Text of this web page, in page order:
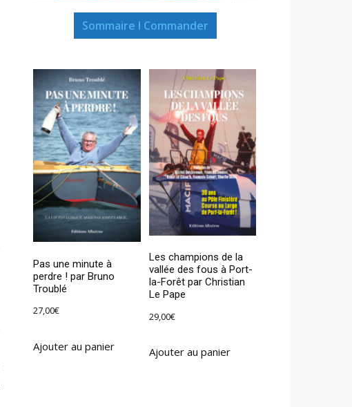
Sommaire I Commander
Pas une minute à
perdre ! par Bruno
Troublé
27,00€
Ajouter au panier
Les champions de la
vallée des fous à Port-
la-Forêt par Christian
Le Pape
29,00€
Ajouter au panier